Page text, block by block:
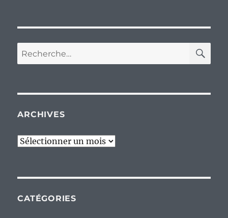
Recherche
pour :
ARCHIVES
Archives
CATÉGORIES